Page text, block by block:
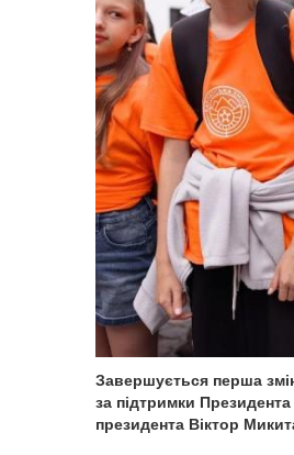
Завершується перша
за підтримки
президента Віктор